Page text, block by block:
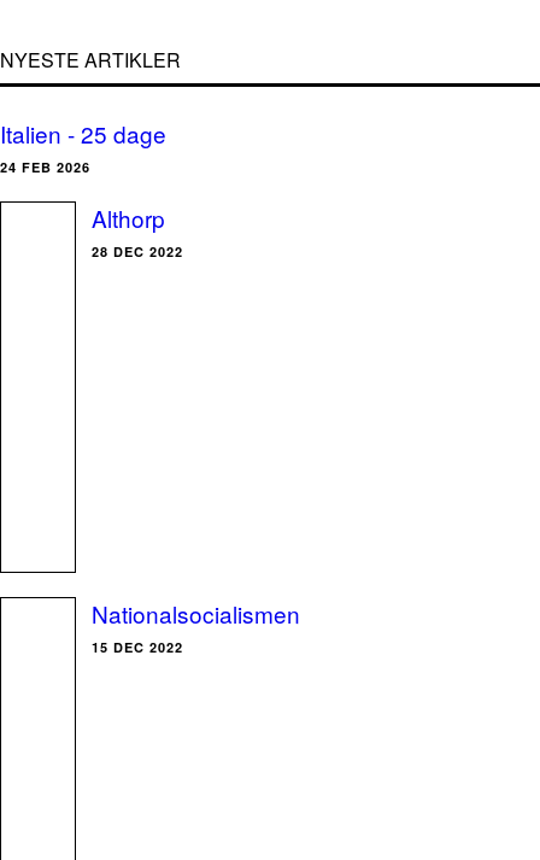
NYESTE ARTIKLER
Italien - 25 dage
24 FEB 2026
Althorp
28 DEC 2022
Nationalsocialismen
15 DEC 2022